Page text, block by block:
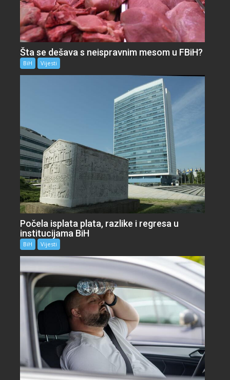
Šta se dešava s neispravnim mesom u FBiH?
BiH Vijesti
Počela isplata plata, razlike i regresa u
institucijama BiH
BiH Vijesti